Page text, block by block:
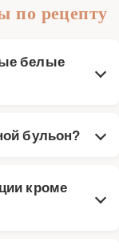
по рецепту
белые
бульон?
кроме